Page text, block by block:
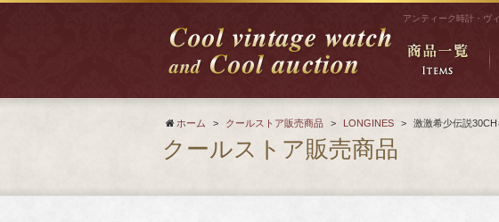
アンティーク時計・ヴ
ホーム > クールストア販売商品 > LONGINES > 激激希少伝説
クールストア販売商品